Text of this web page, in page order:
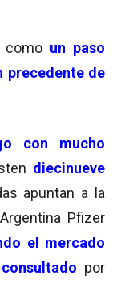
como un paso
precedente de
con mucho
diecinueve
apuntan a la
Pfizer
el mercado
por